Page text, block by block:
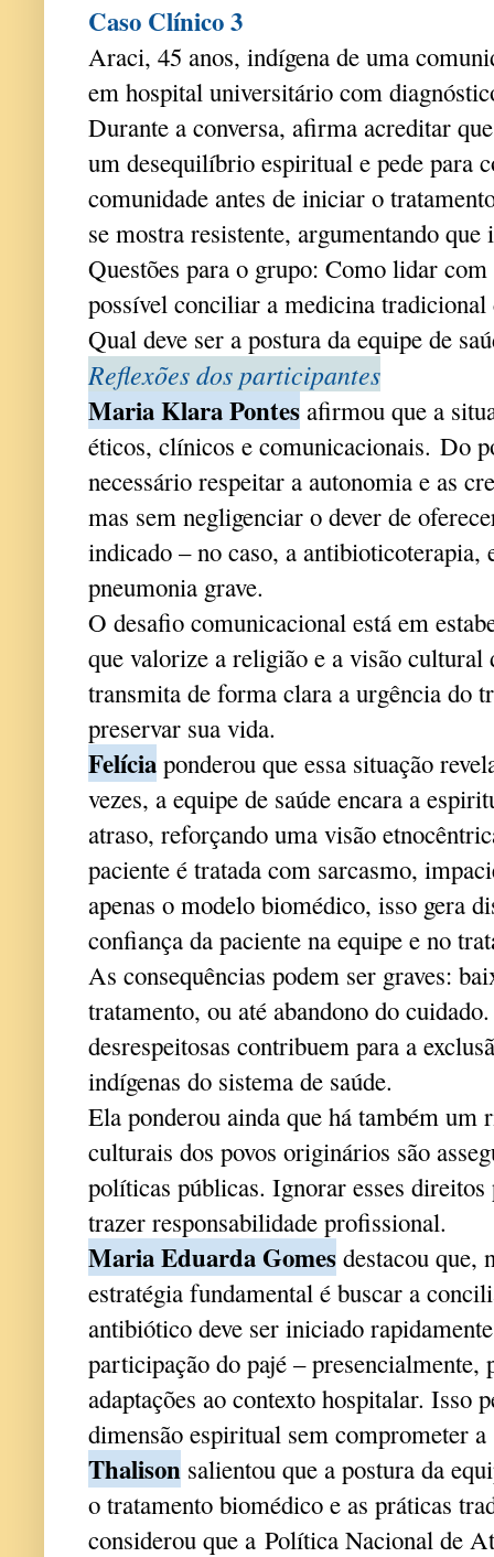
Caso Clínico 3
Araci, 45 anos, indígena de uma
em hospital universitário com
Durante a conversa, afirma acreditar
um desequilíbrio espiritual e pede para
comunidade antes de iniciar o
se mostra resistente, argumentando que
Questões para o grupo: Como lidar
possível conciliar a medicina
Qual deve ser a postura da equipe de
Reflexões dos participantes
Maria Klara Pontes afirmou que a
éticos, clínicos e comunicacionais. Do
necessário respeitar a autonomia e as
mas sem negligenciar o dever de
indicado – no caso, a antibioticoterapia,
pneumonia grave.
O desafio comunicacional está em
que valorize a religião e a visão cultural
transmita de forma clara a urgência do
preservar sua vida.
Felícia ponderou que essa situação
vezes, a equipe de saúde encara a
atraso, reforçando uma visão
paciente é tratada com sarcasmo,
apenas o modelo biomédico, isso gera
confiança da paciente na equipe e no
As consequências podem ser graves:
tratamento, ou até abandono do
desrespeitosas contribuem para a
indígenas do sistema de saúde.
Ela ponderou ainda que há também um
culturais dos povos originários são
políticas públicas. Ignorar esses
trazer responsabilidade profissional.
Maria Eduarda Gomes destacou que,
estratégia fundamental é buscar a
antibiótico deve ser iniciado
participação do pajé –
adaptações ao contexto hospitalar. Isso
dimensão espiritual sem comprometer
Thalison salientou que a postura da
o tratamento biomédico e as práticas
considerou que a Política Nacional de